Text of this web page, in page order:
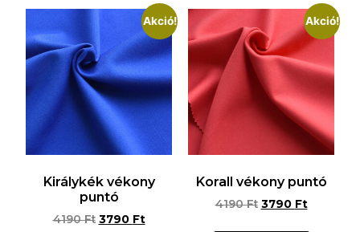
Akció!
Királykék vékony
puntó
4190Ft 3790 Ft
Akció!
Korall vékony puntó
4190Ft 3790 Ft